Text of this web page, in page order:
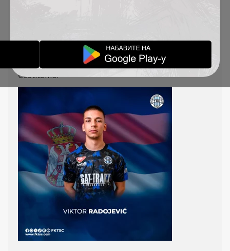
Evropsko prvenstvo i igraće dve pripremne
utakmice protiv Rusije.
Čestitamo!